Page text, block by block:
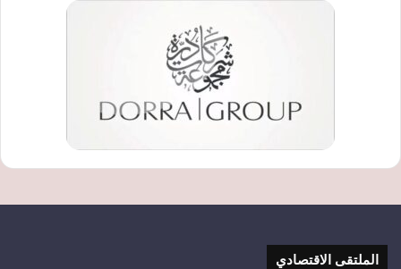
الملتقى الاقتصادي